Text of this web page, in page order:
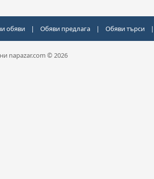
обяви | Обяви предлага | Обяви търси |
napazar.com © 2026